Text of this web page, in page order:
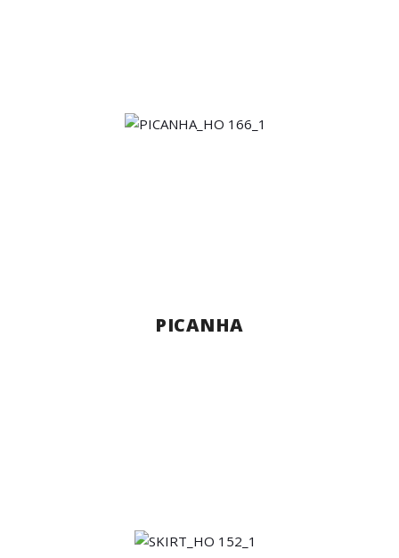
PICANHA